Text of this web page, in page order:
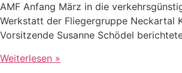
AMF Anfang März in die
Werkstatt der Fliegergruppe Neckartal
Vorsitzende Susanne Schödel
Weiterlesen »